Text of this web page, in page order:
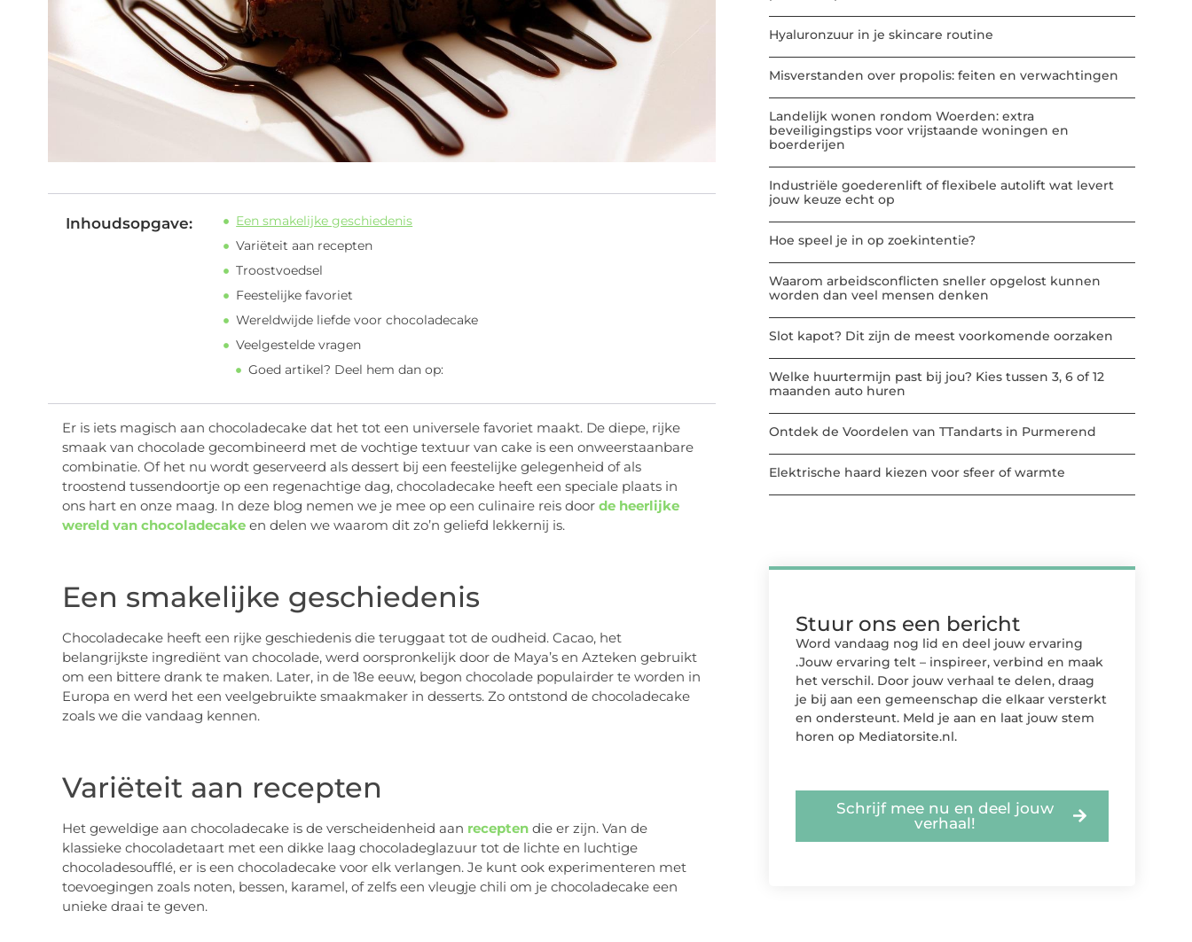
Inhoudsopgave:
Een smakelijke geschiedenis
Variëteit aan recepten
Troostvoedsel
Feestelijke favoriet
Wereldwijde liefde voor chocoladecake
Veelgestelde vragen
Goed artikel? Deel hem dan op:
Er is iets magisch aan chocoladecake dat het tot een universele favoriet maakt. De diepe, rijke
smaak van chocolade gecombineerd met de vochtige textuur van cake is een onweerstaanbare
combinatie. Of het nu wordt geserveerd als dessert bij een feestelijke gelegenheid of als
troostend tussendoortje op een regenachtige dag, chocoladecake heeft een speciale plaats in
ons hart en onze maag. In deze blog nemen we je mee op een culinaire reis door de heerlijke
wereld van chocoladecakeen delen we waarom dit zo’n geliefd lekkernij is.
Een smakelijke geschiedenis
Chocoladecake heeft een rijke geschiedenis die teruggaat tot de oudheid. Cacao, het
belangrijkste ingrediënt van chocolade, werd oorspronkelijk door de Maya’s en Azteken gebruikt
om een bittere drank te maken. Later, in de 18e eeuw, begon chocolade populairder te worden in
Europa en werd het een veelgebruikte smaakmaker in desserts. Zo ontstond de chocoladecake
zoals we die vandaag kennen.
Variëteit aan recepten
Het geweldige aan chocoladecake is de verscheidenheid aan recepten die er zijn. Van de
klassieke chocoladetaart met een dikke laag chocoladeglazuur tot de lichte en luchtige
chocoladesoufflé, er is een chocoladecake voor elk verlangen. Je kunt ook experimenteren met
toevoegingen zoals noten, bessen, karamel, of zelfs een vleugje chili om je chocoladecake een
unieke draai te geven.
Hyaluronzuur in je skincare routine
Misverstanden over propolis: feiten en verwachtingen
Landelijk wonen rondom Woerden: extra
beveiligingstips voor vrijstaande woningen en
boerderijen
Industriële goederenlift of flexibele autolift wat levert
jouw keuze echt op
Hoe speel je in op zoekintentie?
Waarom arbeidsconflicten sneller opgelost kunnen
worden dan veel mensen denken
Slot kapot? Dit zijn de meest voorkomende oorzaken
Welke huurtermijn past bij jou? Kies tussen 3, 6 of 12
maanden auto huren
Ontdek de Voordelen van TTandarts in Purmerend
Elektrische haard kiezen voor sfeer of warmte
Stuur ons een bericht
Word vandaag nog lid en deel jouw ervaring
.Jouw ervaring telt – inspireer, verbind en maak
het verschil. Door jouw verhaal te delen, draag
je bij aan een gemeenschap die elkaar versterkt
en ondersteunt. Meld je aan en laat jouw stem
horen op Mediatorsite.nl.
Schrijf mee nu en deel jouw
verhaal!